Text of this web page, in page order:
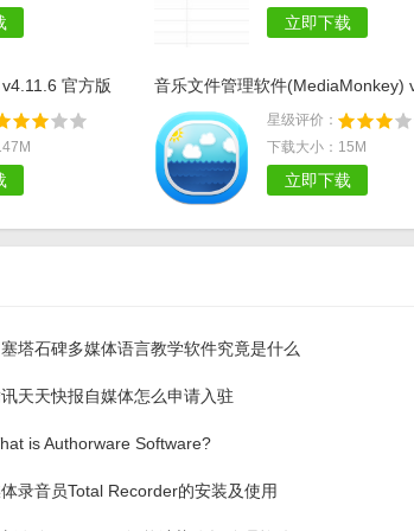
视频时代的到来，以及各式各样的电影的喷涌，很多的
新版(媒体)
EZStation视频管理软件(视
实时浏览) v2.3.15 免费版
04-02 / 42M
理工具v6.6
Nero MediaHome(多媒体管
应用) v1.0.4 免
瑞科文件名提取器免费版(文件名提